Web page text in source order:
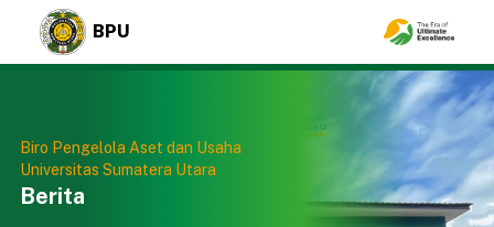
BPU
Biro Pengelola Aset dan Usaha
Universitas Sumatera Utara
Berita